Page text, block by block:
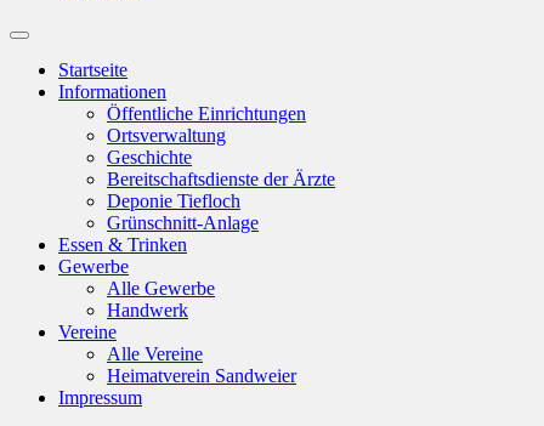
Suchfeld
ein-/ausblenden
Startseite
Informationen
Öffentliche Einrichtungen
Ortsverwaltung
Geschichte
Bereitschaftsdienste der Ärzte
Deponie Tiefloch
Grünschnitt-Anlage
Essen & Trinken
Gewerbe
Alle Gewerbe
Handwerk
Vereine
Alle Vereine
Heimatverein Sandweier
Impressum